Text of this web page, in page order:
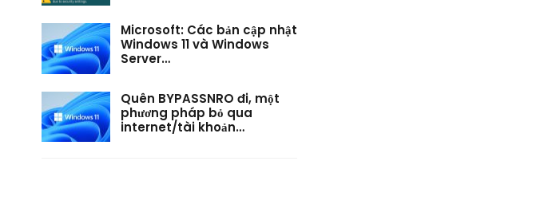
Microsoft: Các bản cập nhật
Windows 11 và Windows
Server…
Quên BYPASSNRO đi, một
phương pháp bỏ qua
internet/tài khoản…